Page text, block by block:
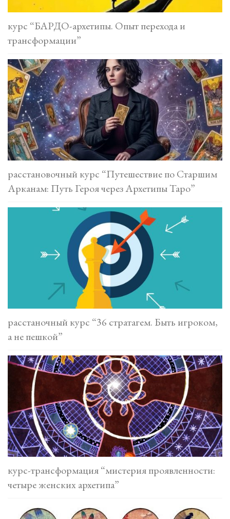
курс “БАРДО-архетипы. Опыт перехода и
трансформации”
расстановочный курс “Путешествие по Старшим
Арканам: Путь Героя через Архетипы Таро”
расстаночный курс “36 стратагем. Быть игроком,
а не пешкой”
курс-трансформация “мистерия проявленности:
четыре женских архетипа”